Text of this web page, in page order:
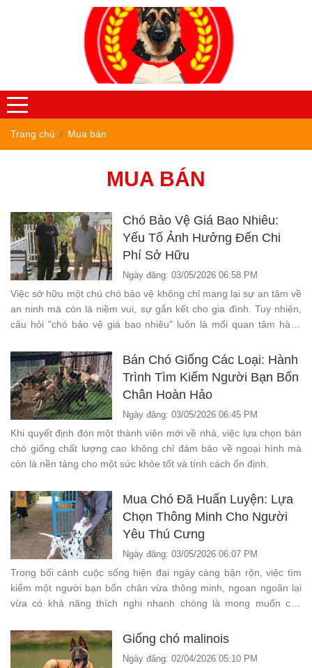
Trang chủ Mua bán
MUA BÁN
Chó Bảo Vệ Giá Bao Nhiêu:
Yếu Tố Ảnh Hưởng Đến Chi
Phí Sở Hữu
Ngày đăng: 03/05/2026 06:58 PM
Việc sở hữu một chú chó bảo vệ không chỉ mang lại sự an tâm về
an ninh mà còn là niềm vui, sự gắn kết cho gia đình. Tuy nhiên,
câu hỏi "chó bảo vệ giá bao nhiêu" luôn là mối quan tâm hàng
Bán Chó Giống Các Loại: Hành
Trình Tìm Kiếm Người Bạn Bốn
Chân Hoàn Hảo
Ngày đăng: 03/05/2026 06:45 PM
Khi quyết định đón một thành viên mới về nhà, việc lựa chọn bán
chó giống chất lượng cao không chỉ đảm bảo về ngoại hình mà
còn là nền tảng cho một sức khỏe tốt và tính cách ổn định.
Mua Chó Đã Huấn Luyện: Lựa
Chọn Thông Minh Cho Người
Yêu Thú Cưng
Ngày đăng: 03/05/2026 06:07 PM
Trong bối cảnh cuộc sống hiện đại ngày càng bận rộn, việc tìm
kiếm một người bạn bốn chân vừa thông minh, ngoan ngoãn lại
vừa có khả năng thích nghi nhanh chóng là mong muốn của
Giống chó malinois
Ngày đăng: 02/04/2026 05:10 PM